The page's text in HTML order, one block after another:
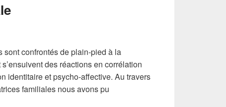
sont confrontés de plain-pied à la
des réactions en corrélation
identitaire et psycho-affective. Au travers
familiales nous avons pu
: reprise de liens et médiation familiale